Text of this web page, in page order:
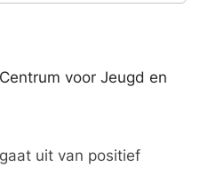
voor Jeugd en
uit van positief